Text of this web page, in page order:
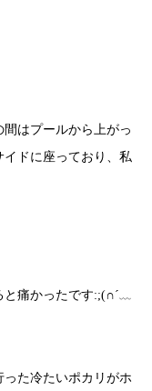
はプールから上がっ
ドに座っており、私
痛かったです:;(∩´﹏
た冷たいポカリがホ